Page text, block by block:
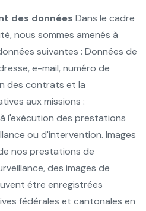
des données Dans le cadre
nous sommes amenés à
suivantes : Données de
e-mail, numéro de
des contrats et la
aux missions :
l'exécution des prestations
ou d'intervention. Images
nos prestations de
des images de
être enregistrées
fédérales et cantonales en